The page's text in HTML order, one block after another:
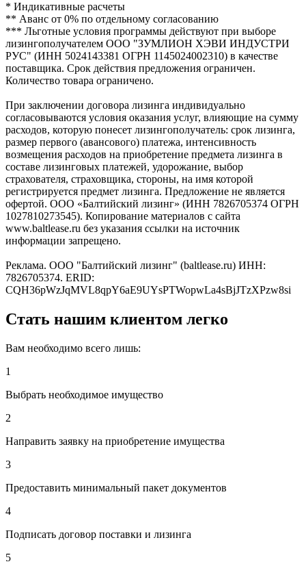
* Индикативные расчеты
** Аванс от 0% по отдельному согласованию
*** Льготные условия программы действуют при выборе
лизингополучателем ООО "ЗУМЛИОН ХЭВИ ИНДУСТРИ
РУС" (ИНН 5024143381 ОГРН 1145024002310) в качестве
поставщика. Срок действия предложения ограничен.
Количество товара ограничено.
При заключении договора лизинга индивидуально
согласовываются условия оказания услуг, влияющие на сумму
расходов, которую понесет лизингополучатель: срок лизинга,
размер первого (авансового) платежа, интенсивность
возмещения расходов на приобретение предмета лизинга в
составе лизинговых платежей, удорожание, выбор
страхователя, страховщика, стороны, на имя которой
регистрируется предмет лизинга. Предложение не является
офертой. ООО «Балтийский лизинг» (ИНН 7826705374 ОГРН
1027810273545). Копирование материалов с сайта
www.baltlease.ru без указания ссылки на источник
информации запрещено.
Реклама. ООО "Балтийский лизинг" (baltlease.ru) ИНН:
7826705374. ERID:
CQH36pWzJqMVL8qpY6aE9UYsPTWopwLa4sBjJTzXPzw8si
Стать нашим клиентом легко
Вам необходимо всего лишь:
1
Выбрать необходимое имущество
2
Направить заявку на приобретение имущества
3
Предоставить минимальный пакет документов
4
Подписать договор поставки и лизинга
5